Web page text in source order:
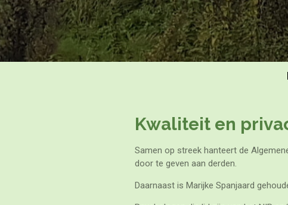
Kwaliteit en
Samen op streek hanteert de
door te geven aan derden.
Daarnaast is Marijke Spanjaard